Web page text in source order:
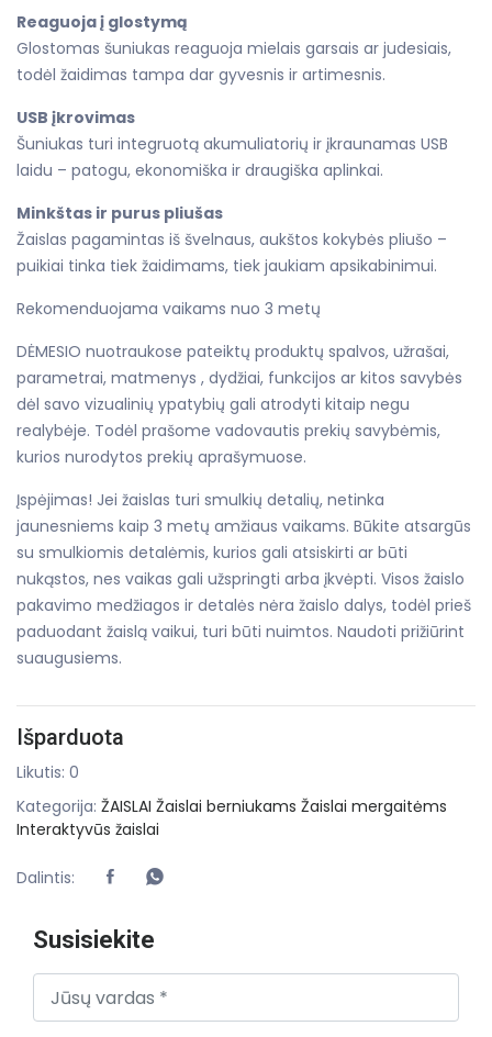
Reaguoja į glostymą
Glostomas šuniukas reaguoja mielais garsais ar judesiais,
todėl žaidimas tampa dar gyvesnis ir artimesnis.
USB įkrovimas
Šuniukas turi integruotą akumuliatorių ir įkraunamas USB
laidu – patogu, ekonomiška ir draugiška aplinkai.
Minkštas ir purus pliušas
Žaislas pagamintas iš švelnaus, aukštos kokybės pliušo –
puikiai tinka tiek žaidimams, tiek jaukiam apsikabinimui.
Rekomenduojama vaikams nuo 3 metų
DĖMESIO nuotraukose pateiktų produktų spalvos, užrašai,
parametrai, matmenys , dydžiai, funkcijos ar kitos savybės
dėl savo vizualinių ypatybių gali atrodyti kitaip negu
realybėje. Todėl prašome vadovautis prekių savybėmis,
kurios nurodytos prekių aprašymuose.
Įspėjimas! Jei žaislas turi smulkių detalių, netinka
jaunesniems kaip 3 metų amžiaus vaikams. Būkite atsargūs
su smulkiomis detalėmis, kurios gali atsiskirti ar būti
nukąstos, nes vaikas gali užspringti arba įkvėpti. Visos žaislo
pakavimo medžiagos ir detalės nėra žaislo dalys, todėl prieš
paduodant žaislą vaikui, turi būti nuimtos. Naudoti prižiūrint
suaugusiems.
Išparduota
Likutis: 0
Kategorija: ŽAISLAI Žaislai berniukams Žaislai mergaitėms
Interaktyvūs žaislai
Dalintis:
Susisiekite